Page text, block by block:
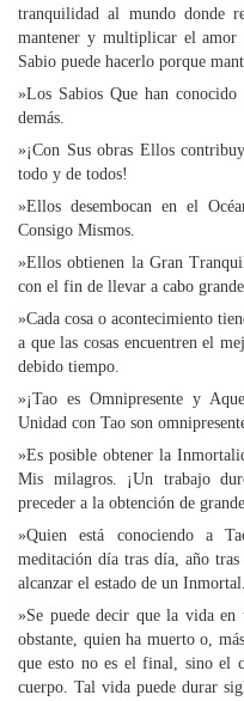
tranquilidad al mundo donde
mantener y multiplicar el amor
Sabio puede hacerlo porque
»Los Sabios Que han
demás.
»¡Con Sus obras Ellos
todo y de todos!
»Ellos desembocan en el
Consigo Mismos.
»Ellos obtienen la Gran
con el fin de llevar a cabo
»Cada cosa o acontecimiento
a que las cosas encuentren el
debido tiempo.
»¡Tao es Omnipresente y
Unidad con Tao son
»Es posible obtener la
Mis milagros. ¡Un trabajo
preceder a la obtención de
»Quien está conociendo a
meditación día tras día, año
alcanzar el estado de un Inmortal.
»Se puede decir que la vida
obstante, quien ha muerto o,
que esto no es el final, sino el
cuerpo. Tal vida puede durar